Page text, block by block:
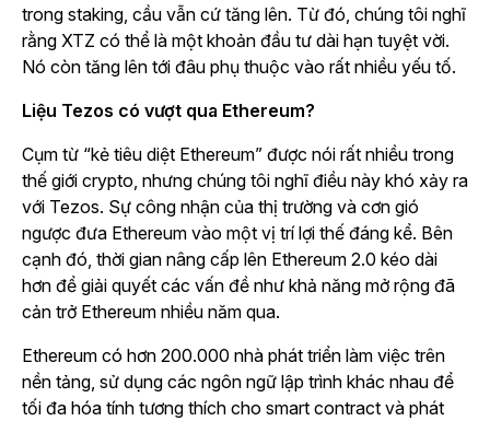
trong staking, cầu vẫn cứ tăng lên. Từ đó, chúng tôi nghĩ
rằng XTZ có thể là một khoản đầu tư dài hạn tuyệt vời.
Nó còn tăng lên tới đâu phụ thuộc vào rất nhiều yếu tố.
Liệu Tezos có vượt qua Ethereum?
Cụm từ “kẻ tiêu diệt Ethereum” được nói rất nhiều trong
thế giới crypto, nhưng chúng tôi nghĩ điều này khó xảy ra
với Tezos. Sự công nhận của thị trường và cơn gió
ngược đưa Ethereum vào một vị trí lợi thế đáng kể. Bên
cạnh đó, thời gian nâng cấp lên Ethereum 2.0 kéo dài
hơn để giải quyết các vấn đề như khả năng mở rộng đã
cản trở Ethereum nhiều năm qua.
Ethereum có hơn 200.000 nhà phát triển làm việc trên
nền tảng, sử dụng các ngôn ngữ lập trình khác nhau để
tối đa hóa tính tương thích cho smart contract và phát